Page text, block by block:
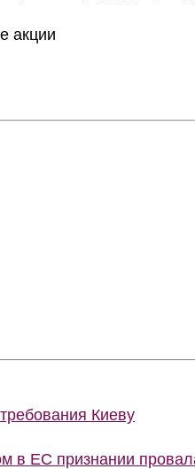
акции
Киеву
в ЕС признании